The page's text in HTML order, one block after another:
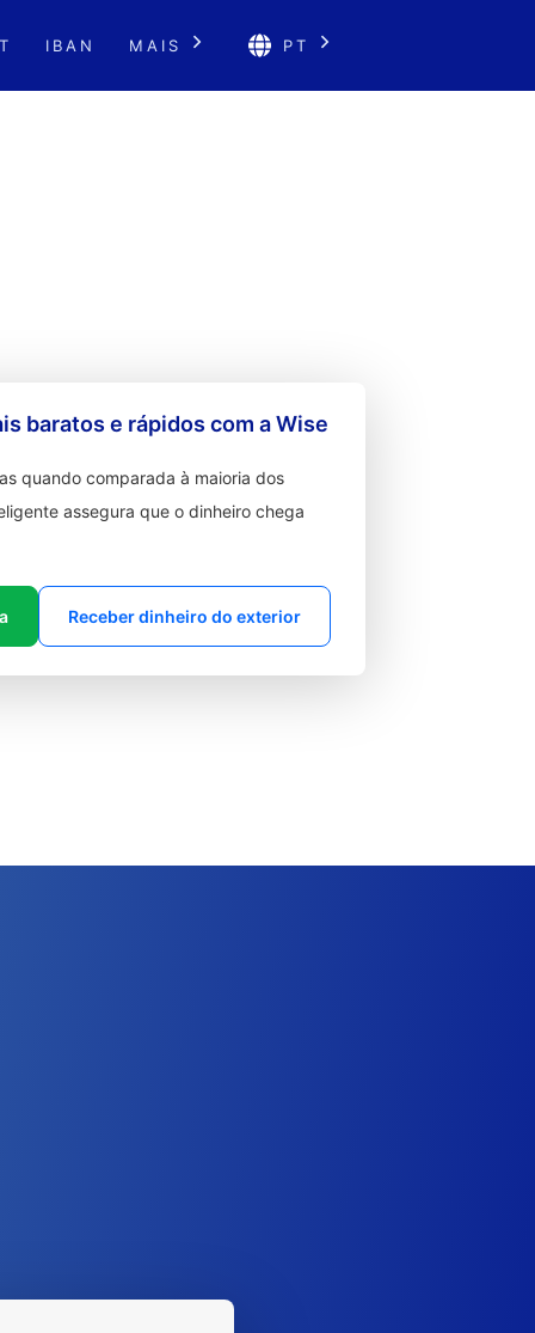
IBAN MAIS PT
baratos e rápidos com a Wise
quando comparada à maioria dos
assegura que o dinheiro chega
Receber dinheiro do exterior